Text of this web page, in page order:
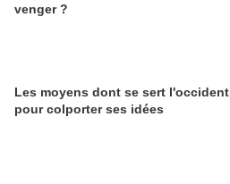
venger ?
Les moyens dont se sert l'occident
pour colporter ses idées